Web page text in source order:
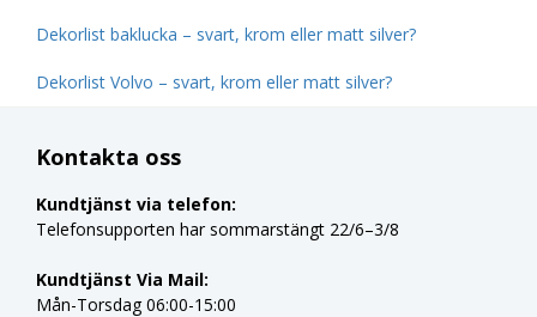
Dekorlist baklucka – svart, krom eller matt silver?
Dekorlist Volvo – svart, krom eller matt silver?
Kontakta oss
Kundtjänst via telefon:
Telefonsupporten har sommarstängt 22/6–3/8
Kundtjänst Via Mail:
Mån-Torsdag 06:00-15:00